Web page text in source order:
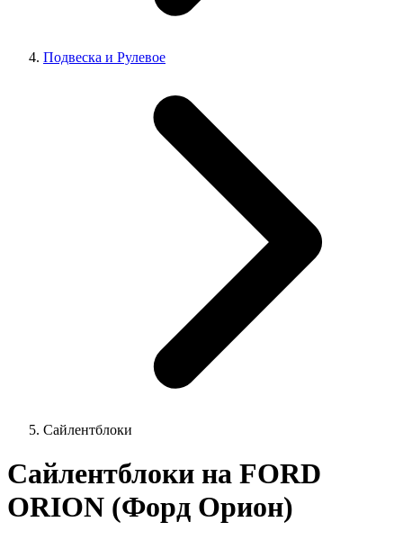
Подвеска и Рулевое
Сайлентблоки
Сайлентблоки на FORD
ORION (Форд Орион)